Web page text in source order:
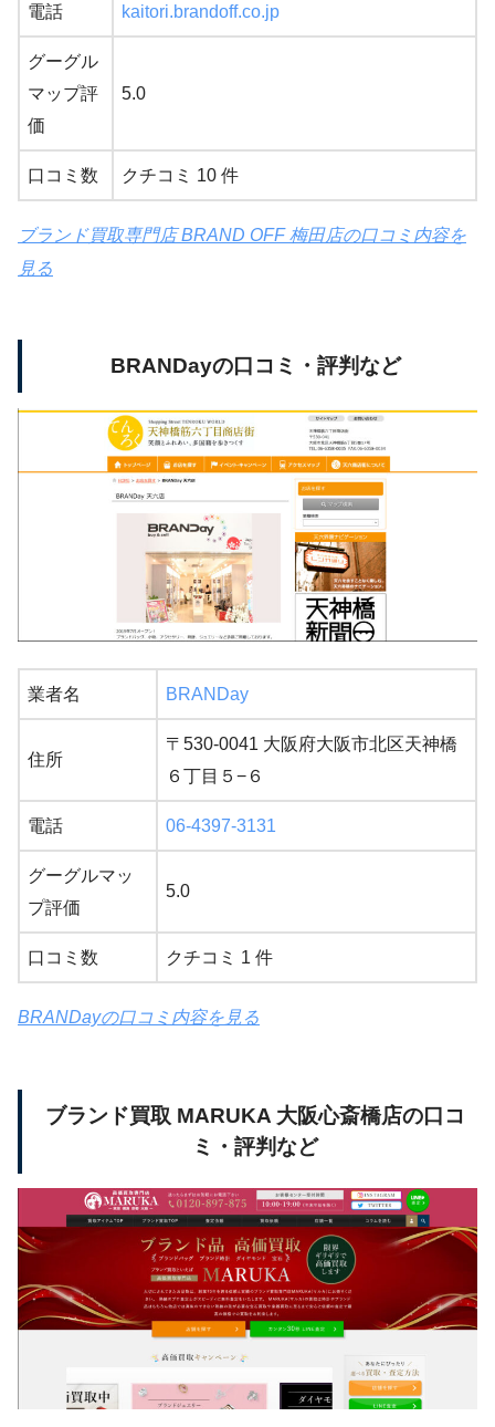
電話 kaitori.brandoff.co.jp
グーグル
マップ評
価
5.0
口コミ数 クチコミ 10 件
ブランド買取専門店 BRAND OFF 梅田店の口コミ内容を
見る
BRANDayの口コミ・評判など
業者名 BRANDay
住所
〒530-0041 大阪府大阪市北区天神橋
６丁目５−６
電話 06-4397-3131
グーグルマッ
プ評価
5.0
口コミ数 クチコミ 1 件
BRANDayの口コミ内容を見る
ブランド買取 MARUKA 大阪心斎橋店の口コ
ミ・評判など